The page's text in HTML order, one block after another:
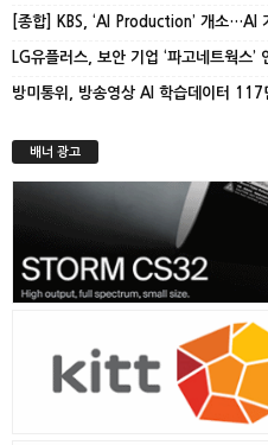
[종합] KBS, ‘AI Production’ 개소…AI
LG유플러스, 보안 기업 ‘파고네트웍스
방미통위, 방송영상 AI 학습데이터 117
배너 광고